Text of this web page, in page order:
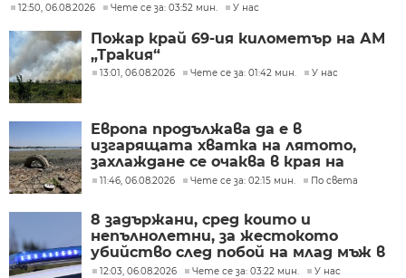
12:50, 06.08.2026 Чете се за: 03:52 мин. У нас
Пожар край 69-ия километър на АМ
„Тракия“
13:01, 06.08.2026 Чете се за: 01:42 мин. У нас
Европа продължава да е в
изгарящата хватка на лятото,
захлаждане се очаква в края на
седмицата
11:46, 06.08.2026 Чете се за: 02:15 мин. По света
8 задържани, сред които и
непълнолетни, за жестокото
убийство след побой на млад мъж в
Пловдив
12:03, 06.08.2026 Чете се за: 03:22 мин. У нас